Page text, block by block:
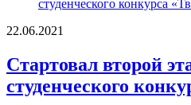
22.06.2021
Стартовал второй
студенческого